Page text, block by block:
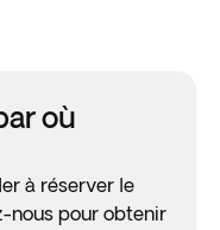
où
à réserver le
nous pour obtenir